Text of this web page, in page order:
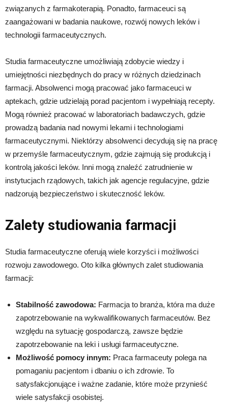
związanych z farmakoterapią. Ponadto, farmaceuci są
zaangażowani w badania naukowe, rozwój nowych leków i
technologii farmaceutycznych.
Studia farmaceutyczne umożliwiają zdobycie wiedzy i
umiejętności niezbędnych do pracy w różnych dziedzinach
farmacji. Absolwenci mogą pracować jako farmaceuci w
aptekach, gdzie udzielają porad pacjentom i wypełniają recepty.
Mogą również pracować w laboratoriach badawczych, gdzie
prowadzą badania nad nowymi lekami i technologiami
farmaceutycznymi. Niektórzy absolwenci decydują się na pracę
w przemyśle farmaceutycznym, gdzie zajmują się produkcją i
kontrolą jakości leków. Inni mogą znaleźć zatrudnienie w
instytucjach rządowych, takich jak agencje regulacyjne, gdzie
nadzorują bezpieczeństwo i skuteczność leków.
Zalety studiowania farmacji
Studia farmaceutyczne oferują wiele korzyści i możliwości
rozwoju zawodowego. Oto kilka głównych zalet studiowania
farmacji:
Stabilność zawodowa: Farmacja to branża, która ma duże
zapotrzebowanie na wykwalifikowanych farmaceutów. Bez
względu na sytuację gospodarczą, zawsze będzie
zapotrzebowanie na leki i usługi farmaceutyczne.
Możliwość pomocy innym: Praca farmaceuty polega na
pomaganiu pacjentom i dbaniu o ich zdrowie. To
satysfakcjonujące i ważne zadanie, które może przynieść
wiele satysfakcji osobistej.